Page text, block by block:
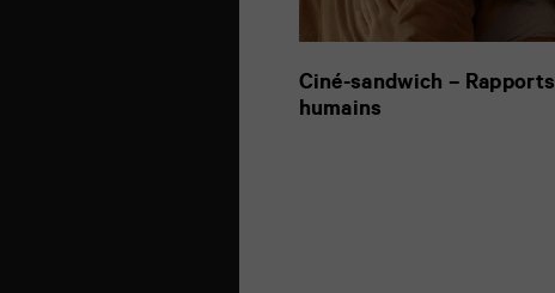
Ciné-sandwich – Rapports
humains